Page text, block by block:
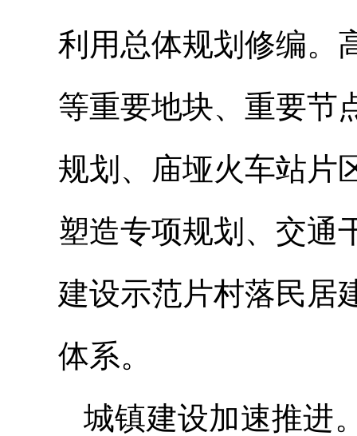
利用总体规划修编。
等重要地块、重要节
规划、庙垭火车站片
塑造专项规划、交通
建设示范片村落民居
体系。
城镇建设加速推进